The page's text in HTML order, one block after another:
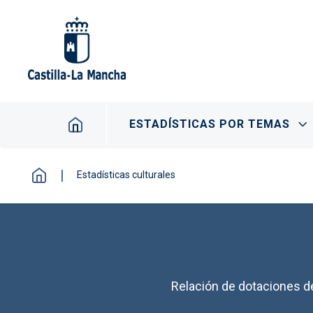
Navegación principal
ESTADÍSTICAS POR TEMAS
Estadísticas culturales
Relación de dotaciones